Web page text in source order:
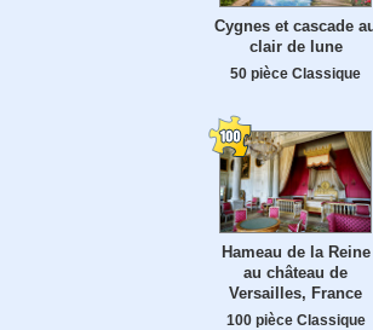
Cygnes et cascade
clair de lune
50 pièce Classique
Hameau de la Reine
au château de
Versailles, France
100 pièce Classique